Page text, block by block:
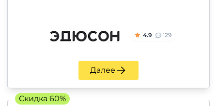
4.9 129
Далее
Скидка 60%